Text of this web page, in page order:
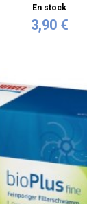
En stock
3,90 €